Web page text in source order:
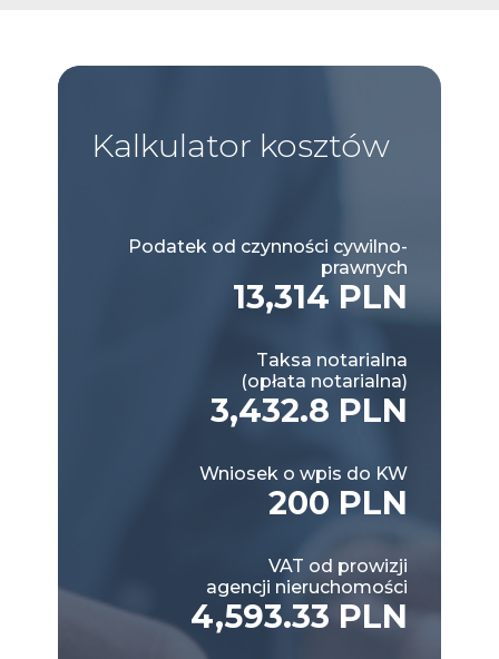
Kalkulator kosztów
Podatek od czynności cywilno-
prawnych
13,314 PLN
Taksa notarialna
(opłata notarialna)
3,432.8 PLN
Wniosek o wpis do KW
200 PLN
VAT od prowizji
agencji nieruchomości
4,593.33 PLN